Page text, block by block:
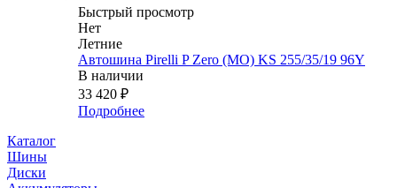
Быстрый просмотр
Нет
Летние
Автошина Pirelli P Zero (МО) KS 255/35/19 96Y
В наличии
33 420 ₽
Подробнее
Каталог
Шины
Диски